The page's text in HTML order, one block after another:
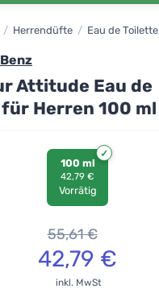
/ Herrendüfte / Eau de Toilette
Attitude Eau de
Herren 100 ml
100 ml
42,79 €
Vorrätig
55,61€
42,79 €
inkl. MwSt